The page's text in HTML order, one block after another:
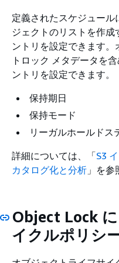
定義されたスケジュール
ジェクトのリストを作
ントリを設定できます
トロック メタデータを
ントリを設定できます。
保持期日
保持モード
リーガルホールドス
詳細については、「S3
カタログ化と分析 」を参
Object Lock
イクルポリシ